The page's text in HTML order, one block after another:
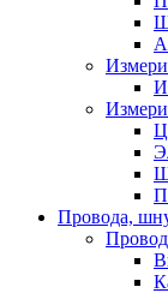
Провода,